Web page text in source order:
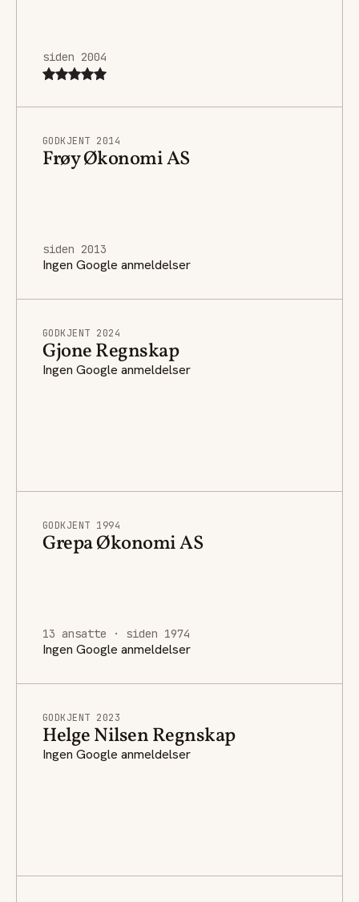
siden 2004
GODKJENT 2014
Frøy Økonomi AS
siden 2013
Ingen Google anmeldelser
GODKJENT 2024
Gjone Regnskap
Ingen Google anmeldelser
GODKJENT 1994
Grepa Økonomi AS
13 ansatte · siden 1974
Ingen Google anmeldelser
GODKJENT 2023
Helge Nilsen Regnskap
Ingen Google anmeldelser